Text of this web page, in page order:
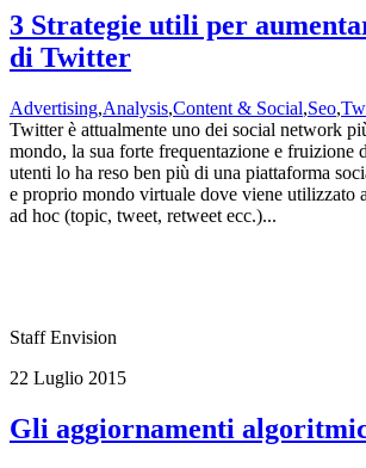
3 Strategie utili per
di Twitter
Advertising,Analysis,Content & Social,Seo,
Twitter è attualmente uno dei social network
mondo, la sua forte frequentazione e fruizione
utenti lo ha reso ben più di una piattaforma
e proprio mondo virtuale dove viene utilizzato
ad hoc (topic, tweet, retweet ecc.)...
Staff Envision
22 Luglio 2015
Gli aggiornamenti